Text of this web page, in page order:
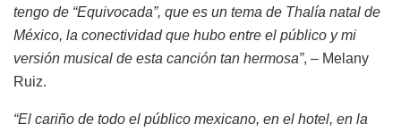
tengo de “Equivocada”, que es un tema de Thalía natal de
México, la conectividad que hubo entre el público y mi
versión musical de esta canción tan hermosa”, – Melany
Ruiz.
“El cariño de todo el público mexicano, en el hotel, en la